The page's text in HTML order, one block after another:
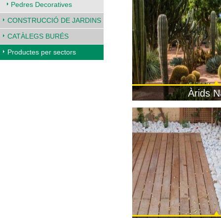
Àrids
Pedres Decoratives
CONSTRUCCIÓ DE JARDINS
CATÀLEGS BURÉS
Productes per sectors